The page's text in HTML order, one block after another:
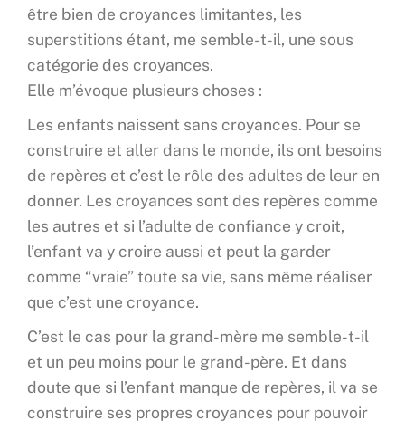
être bien de croyances limitantes, les
superstitions étant, me semble-t-il, une sous
catégorie des croyances.
Elle m’évoque plusieurs choses :
Les enfants naissent sans croyances. Pour se
construire et aller dans le monde, ils ont besoins
de repères et c’est le rôle des adultes de leur en
donner. Les croyances sont des repères comme
les autres et si l’adulte de confiance y croit,
l’enfant va y croire aussi et peut la garder
comme “vraie” toute sa vie, sans même réaliser
que c’est une croyance.
C’est le cas pour la grand-mère me semble-t-il
et un peu moins pour le grand-père. Et dans
doute que si l’enfant manque de repères, il va se
construire ses propres croyances pour pouvoir